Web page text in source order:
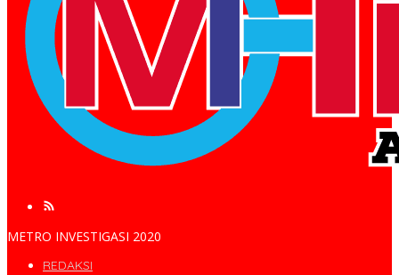
METRO INVESTIGASI 2020
REDAKSI